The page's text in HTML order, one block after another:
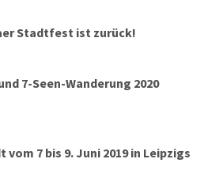
Stadtfest ist zurück!
7-Seen-Wanderung 2020
7 bis 9. Juni 2019 in Leipzigs